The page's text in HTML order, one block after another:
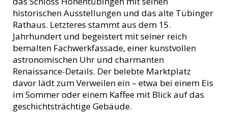
historischen Ausstellungen und das alte Tübinger
Rathaus. Letzteres stammt aus dem 15.
Jahrhundert und begeistert mit seiner reich
bemalten Fachwerkfassade, einer kunstvollen
astronomischen Uhr und charmanten
Renaissance-Details. Der belebte Marktplatz
davor lädt zum Verweilen ein – etwa bei einem Eis
im Sommer oder einem Kaffee mit Blick auf das
geschichtsträchtige Gebäude.